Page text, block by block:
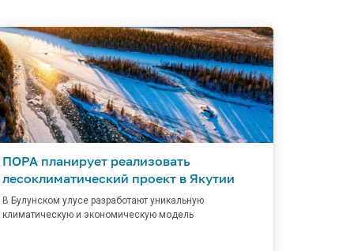
ПОРА планирует реализовать
лесоклиматический проект в Якутии
В Булунском улусе разработают уникальную
климатическую и экономическую модель